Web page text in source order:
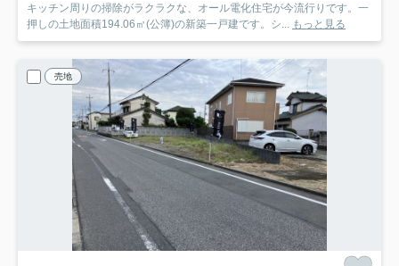
キッチン周りの掃除がラクラクな、オール電化住宅が今流行りです。一
押しの土地面積194.06㎡(公簿)の新築一戸建です。シ... もっと見る
売地